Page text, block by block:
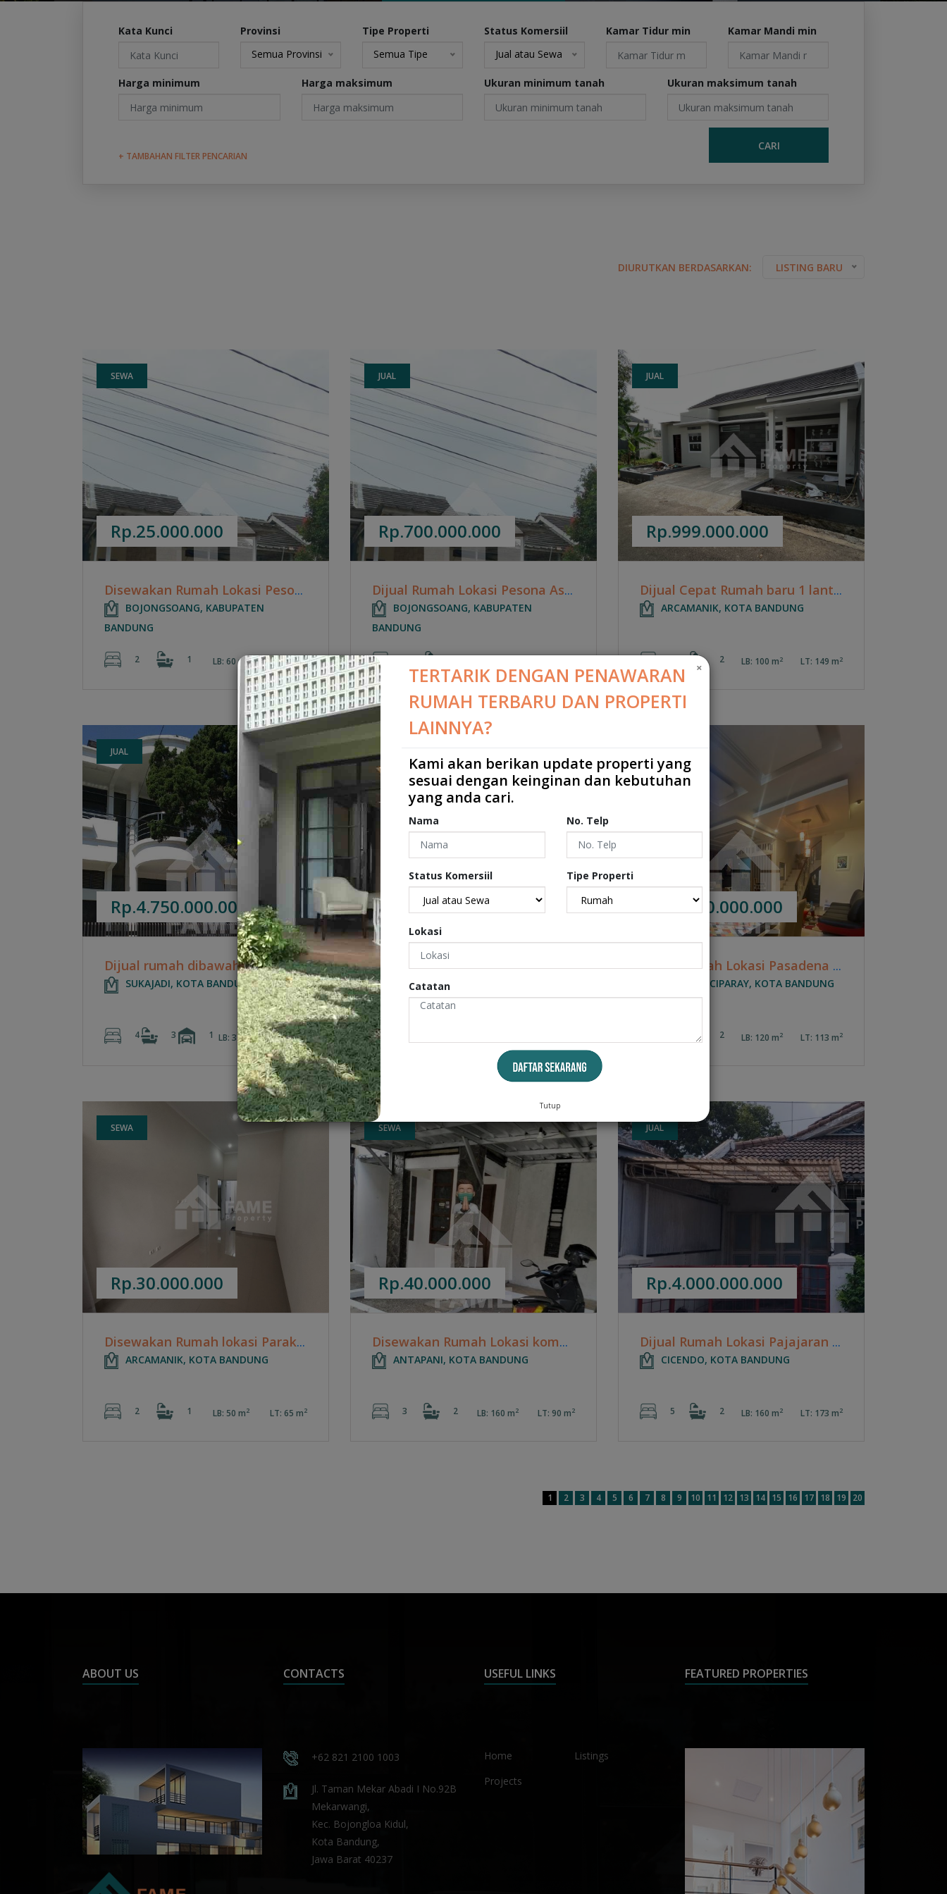
Kata Kunci
Provinsi
Semua Provinsi
Tipe Properti
Semua Tipe
Status Komersiil
Jual atau Sewa
Kamar Tidur min Kamar Mandi min
Harga minimum Harga maksimum Ukuran minimum tanah Ukuran maksimum tanah
+ TAMBAHAN FILTER PENCARIAN
CARI
DIURUTKAN BERDASARKAN: LISTING BARU
SEWA
Rp.25.000.000
Disewakan Rumah Lokasi Pesona Asri Estate - Cikoneng Bojongsoang
BOJONGSOANG, KABUPATEN
BANDUNG
2 1 LB: 60 m 2 LT: 92 m2
JUAL
Rp.700.000.000
Dijual Rumah Lokasi Pesona Asri Estate - Cikoneng Bojongsoang
BOJONGSOANG, KABUPATEN
BANDUNG
2 1
JUAL
Rp.999.000.000
Dijual Cepat Rumah baru 1 lantai hoek di Permata Elok Kota Bandung
ARCAMANIK, KOTA BANDUNG
4 2 LB: 100 m2 LT: 149 m2
JUAL
Rp.4.750.000.000
Dijual rumah dibawah njop pasteur
SUKAJADI, KOTA BANDUNG
4 3 1 LB: 340 m2 LT: 400 m2
JUAL
Rp.3.800.000.000
Dijual Rumah Lokasi Pasir Salam Asri - Bandung
REGOL, KOTA BANDUNG
Rp.2.500.000.000
Dijual Rumah Lokasi Pasadena Residence - Caringin
BABAKAN CIPARAY, KOTA BANDUNG
2 LB: 120 m2 LT: 113 m2
SEWA
Rp.30.000.000
Disewakan Rumah lokasi Parakan Saat Residence - Bandung
ARCAMANIK, KOTA BANDUNG
2 1 LB: 50 m2 LT: 65 m2
SEWA
Rp.40.000.000
Disewakan Rumah Lokasi komplek Alam Melati - Parakan Antapani
ANTAPANI, KOTA BANDUNG
3 2 LB: 160 m2 LT: 90 m2
JUAL
Rp.4.000.000.000
Dijual Rumah Lokasi Pajajaran - Bandung
CICENDO, KOTA BANDUNG
5 2 LB: 160 m2 LT: 173 m2
1 2 3 4 5 6 7 8 9 10 11 12 13 14 15 16 17 18 19 20
ABOUT US CONTACTS
+62 821 2100 1003
Jl. Taman Mekar Abadi I No.92B
Mekarwangi,
Kec. Bojongloa Kidul,
Kota Bandung,
Jawa Barat 40237
USEFUL LINKS
Home
Listings
Projects
FEATURED PROPERTIES
TERTARIK DENGAN PENAWARAN
RUMAH TERBARU DAN PROPERTI
LAINNYA?
×
Kami akan berikan update properti yang
sesuai dengan keinginan dan kebutuhan
yang anda cari.
Nama No. Telp
Status Komersiil Tipe Properti
Lokasi
Catatan
Tutup